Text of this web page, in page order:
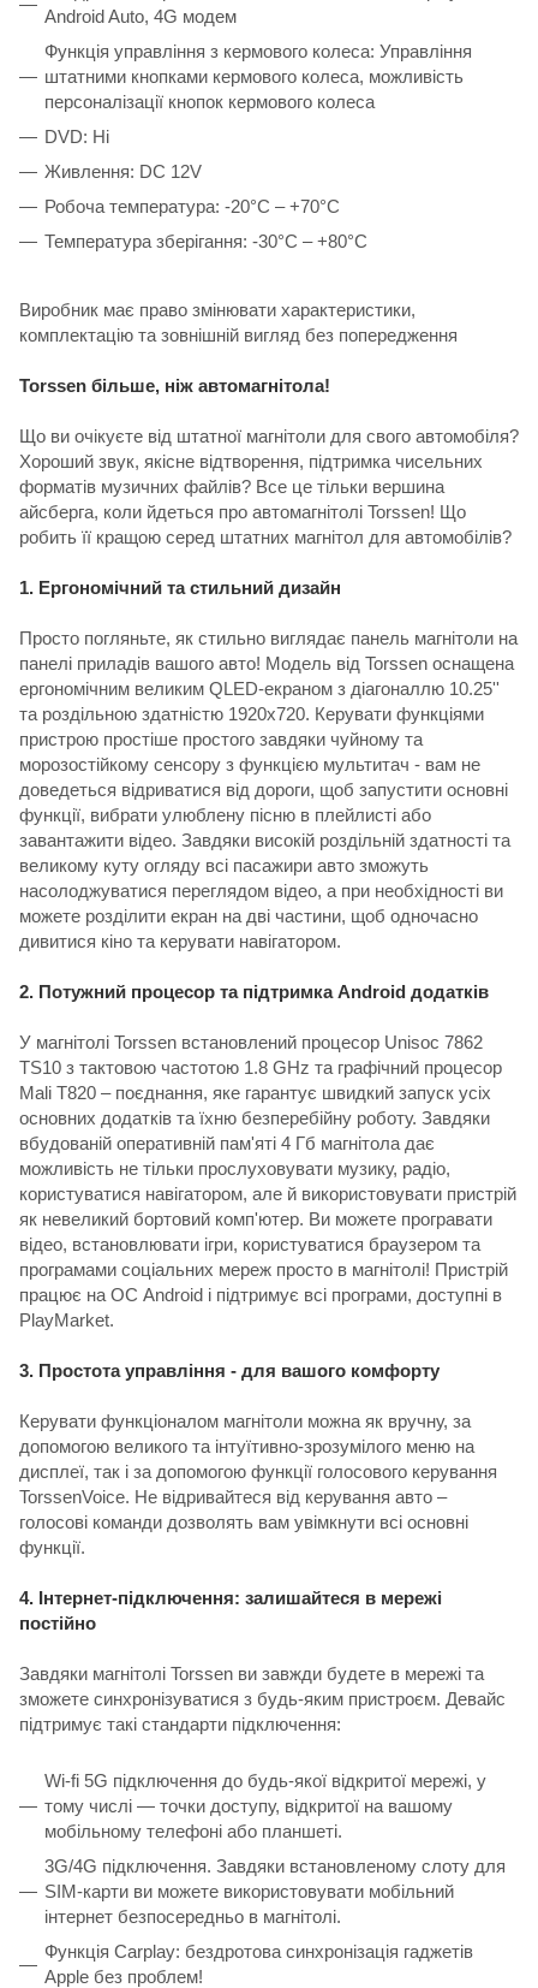
Android Auto, 4G модем
Функція управління з кермового колеса: Управління
штатними кнопками кермового колеса, можливість
персоналізації кнопок кермового колеса
DVD: Ні
Живлення: DC 12V
Робоча температура: -20°C – +70°C
Температура зберігання: -30°C – +80°C
Виробник має право змінювати характеристики,
комплектацію та зовнішній вигляд без попередження
Torssen більше, ніж автомагнітола!
Що ви очікуєте від штатної магнітоли для свого автомобіля?
Хороший звук, якісне відтворення, підтримка чисельних
форматів музичних файлів? Все це тільки вершина
айсберга, коли йдеться про автомагнітолі Torssen! Що
робить її кращою серед штатних магнітол для автомобілів?
1. Ергономічний та стильний дизайн
Просто погляньте, як стильно виглядає панель магнітоли на
панелі приладів вашого авто! Модель від Torssen оснащена
ергономічним великим QLED-екраном з діагоналлю 10.25''
та роздільною здатністю 1920х720. Керувати функціями
пристрою простіше простого завдяки чуйному та
морозостійкому сенсору з функцією мультитач - вам не
доведеться відриватися від дороги, щоб запустити основні
функції, вибрати улюблену пісню в плейлисті або
завантажити відео. Завдяки високій роздільній здатності та
великому куту огляду всі пасажири авто зможуть
насолоджуватися переглядом відео, а при необхідності ви
можете розділити екран на дві частини, щоб одночасно
дивитися кіно та керувати навігатором.
2. Потужний процесор та підтримка Android додатків
У магнітолі Torssen встановлений процесор Unisoc 7862
TS10 з тактовою частотою 1.8 GHz та графічний процесор
Mali T820 – поєднання, яке гарантує швидкий запуск усіх
основних додатків та їхню безперебійну роботу. Завдяки
вбудованій оперативній пам'яті 4 Гб магнітола дає
можливість не тільки прослуховувати музику, радіо,
користуватися навігатором, але й використовувати пристрій
як невеликий бортовий комп'ютер. Ви можете програвати
відео, встановлювати ігри, користуватися браузером та
програмами соціальних мереж просто в магнітолі! Пристрій
працює на ОС Android і підтримує всі програми, доступні в
PlayMarket.
3. Простота управління - для вашого комфорту
Керувати функціоналом магнітоли можна як вручну, за
допомогою великого та інтуїтивно-зрозумілого меню на
дисплеї, так і за допомогою функції голосового керування
TorssenVoice. Не відривайтеся від керування авто –
голосові команди дозволять вам увімкнути всі основні
функції.
4. Інтернет-підключення: залишайтеся в мережі
постійно
Завдяки магнітолі Torssen ви завжди будете в мережі та
зможете синхронізуватися з будь-яким пристроєм. Девайс
підтримує такі стандарти підключення:
Wi-fi 5G підключення до будь-якої відкритої мережі, у
тому числі — точки доступу, відкритої на вашому
мобільному телефоні або планшеті.
3G/4G підключення. Завдяки встановленому слоту для
SIM-карти ви можете використовувати мобільний
інтернет безпосередньо в магнітолі.
Функція Carplay: бездротова синхронізація гаджетів
Apple без проблем!